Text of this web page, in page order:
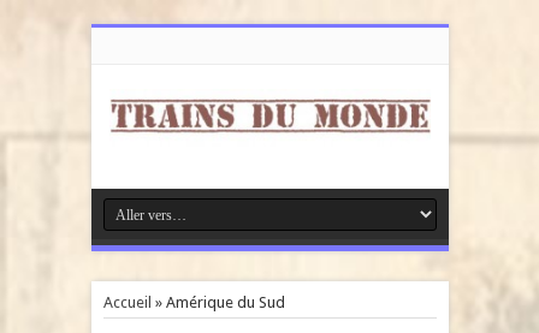
Accueil » Amérique du Sud